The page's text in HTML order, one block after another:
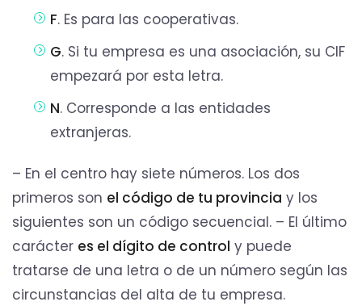
F. Es para las cooperativas.
G. Si tu empresa es una asociación, su CIF
empezará por esta letra.
N. Corresponde a las entidades
extranjeras.
– En el centro hay siete números. Los dos
primeros son el código de tu provincia y los
siguientes son un código secuencial. – El último
carácter es el dígito de control y puede
tratarse de una letra o de un número según las
circunstancias del alta de tu empresa.